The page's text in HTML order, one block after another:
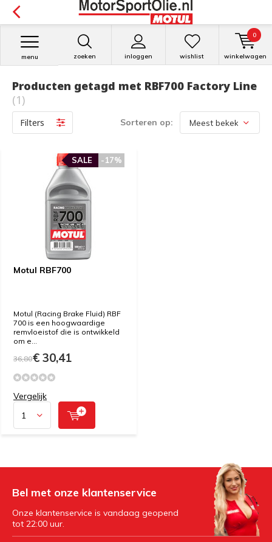
zoeken inloggen
menu wishlist winkelwagen
0
Producten getagd met RBF700 Factory Line
(1)
Filters Sorteren op:
Motul RBF700
-17%
SALE
Motul (Racing Brake Fluid) RBF
700 is een hoogwaardige
remvloeistof die is ontwikkeld
om e...
36,80€ 30,41
Vergelijk
Bel met onze klantenservice
Onze klantenservice is vandaag geopend
tot 22:00 uur.